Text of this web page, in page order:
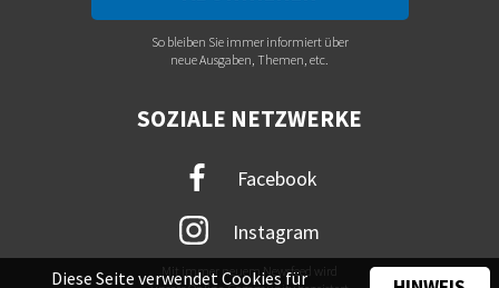
So bleiben Sie immer informiert über
neue Ausgaben, Themen, etc.
SOZIALE NETZWERKE
Facebook
Instagram
Mit immer neuem Newsfeed wird
Diese Seite verwendet Cookies für